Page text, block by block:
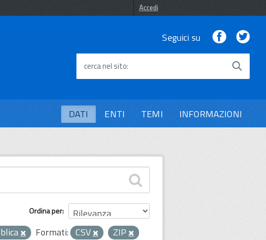
Accedi
Seguici su Facebook
cerca nel sito
DATI ENTI TEMI INFORMAZIONI
Ordina per
Formati: CSV
ZIP